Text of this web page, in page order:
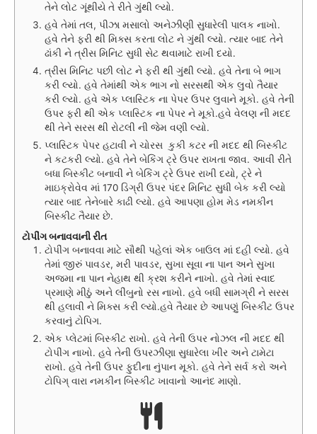
તેને લોટ ગૂંથીયે તે રીતે ગુંથી લ્યો.
હવે તેમાં તલ, પીઝા મસાલો અનેઝીણી સુધારેલી પાલક નાખો.
હવે તેને ફરી થી મિક્સ કરતા લોટ ને ગુંથી લ્યો. ત્યાર બાદ તેને
ઢાંકી ને ત્રીસ મિનિટ સુધી સેટ થવામાટે રાખી દયો.
ત્રીસ મિનિટ પછી લોટ ને ફરી થી ગુંથી લ્યો. હવે તેના બે ભાગ
કરી લ્યો. હવે તેમાંથી એક ભાગ નો સરસથી એક લુવો તૈયાર
કરી લ્યો. હવે એક પ્લાસ્ટિક ના પેપર ઉપર લુવાને મૂકો. હવે તેની
ઉપર ફરી થી એક પ્લાસ્ટિક ના પેપર ને મૂકો.હવે વેલણ ની મદદ
થી તેને સરસ થી રોટલી ની જેમ વણી લ્યો.
પ્લાસ્ટિક પેપર હટાવી ને ચોરસ કુકી કટર ની મદદ થી બિસ્કીટ
ને કટકરી લ્યો. હવે તેને બેકિંગ ટ્રે ઉપર રાખતા જાવ. આવી રીતે
બધા બિસ્કીટ બનાવી ને બેકિંગ ટ્રે ઉપર રાખી દયો, ટ્રે ને
માઇક્રોવેવ માં 170 ડિગ્રી ઉપર પંદર મિનિટ સુધી બેક કરી લ્યો
ત્યાર બાદ તેનેબારે કાઢી લ્યો. હવે આપણા હોમ મેડ નમકીન
બિસ્કીટ તૈયાર છે.
ટોપીંગ બનાવવાની રીત
ટોપીંગ બનાવવા માટે સૌથી પહેલાં એક બાઉલ માં દહી લ્યો. હવે
તેમાં જીરું પાવડર, મરી પાવડર, સુખા સૂવા ના પાન અને સુખા
અજમા ના પાન નેહાથ થી ક્રશ કરીને નાખો. હવે તેમાં સ્વાદ
પ્રમાણે મીઠું અને લીંબુનો રસ નાખો. હવે બધી સામગ્રી ને સરસ
થી હલાવી ને મિક્સ કરી લ્યો.હવે તૈયાર છે આપણું બિસ્કીટ ઉપર
કરવાનું ટોપિગ.
એક પ્લેટમાં બિસ્કીટ રાખો. હવે તેની ઉપર નોઝલ ની મદદ થી
ટોપીંગ નાખો. હવે તેની ઉપરઝીણા સુધારેલા ખીર અને ટામેટા
રાખો. હવે તેની ઉપર ફુદીના નુંપાન મૂકો. હવે તેને સર્વ કરો અને
ટોપિગ્ વારા નમકીન બિસ્કીટ ખાવાનો આનંદ માણો.